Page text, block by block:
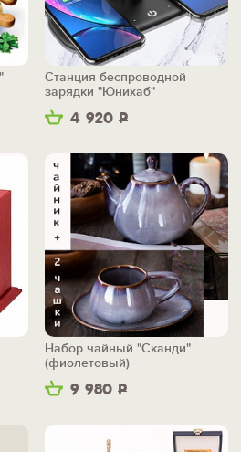
4 920 Р
Станция беспроводной
зарядки "Юнихаб"
9 980 Р
Набор чайный "Сканди"
(фиолетовый)